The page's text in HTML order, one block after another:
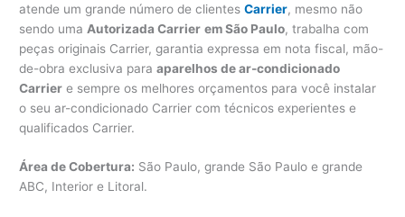
atende um grande número de clientesCarrier, mesmo não
sendo uma Autorizada Carrier em São Paulo, trabalha com
peças originais Carrier, garantia expressa em nota fiscal, mão-
de-obra exclusiva paraaparelhos de ar-condicionado
Carrier e sempre os melhores orçamentos para você instalar
o seu ar-condicionado Carrier com técnicos experientes e
qualificados Carrier.
Área de Cobertura: São Paulo, grande São Paulo e grande
ABC, Interior e Litoral.